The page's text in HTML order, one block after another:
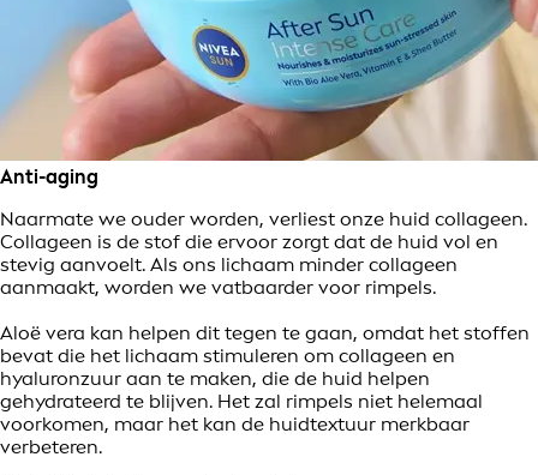
Anti-aging
Naarmate we ouder worden, verliest onze huid collageen.
Collageen is de stof die ervoor zorgt dat de huid vol en
stevig aanvoelt. Als ons lichaam minder collageen
aanmaakt, worden we vatbaarder voor rimpels.
Aloë vera kan helpen dit tegen te gaan, omdat het stoffen
bevat die het lichaam stimuleren om collageen en
hyaluronzuur aan te maken, die de huid helpen
gehydrateerd te blijven. Het zal rimpels niet helemaal
voorkomen, maar het kan de huidtextuur merkbaar
verbeteren.